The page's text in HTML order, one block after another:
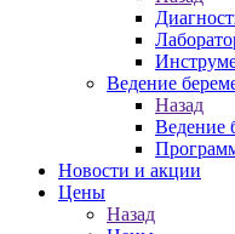
Ведение
Назад
Ведение
Новости и акции
Цены
Назад